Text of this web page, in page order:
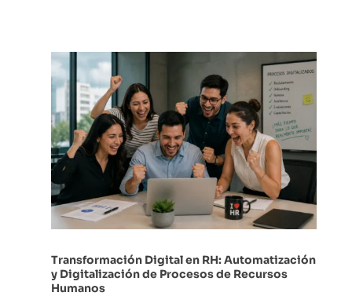
Transformación Digital en RH: Automatización
y Digitalización de Procesos de Recursos
Humanos